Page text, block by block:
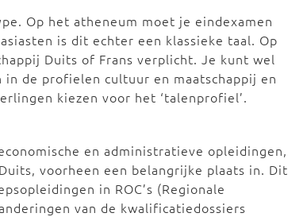
Op het atheneum moet je eindexamen
is dit echter een klassieke taal. Op
Duits of Frans verplicht. Je kunt wel
de profielen cultuur en maatschappij en
kiezen voor het ‘talenprofiel’.
en administratieve opleidingen,
voorheen een belangrijke plaats in. Dit
in ROC’s (Regionale
van de kwalificatiedossiers